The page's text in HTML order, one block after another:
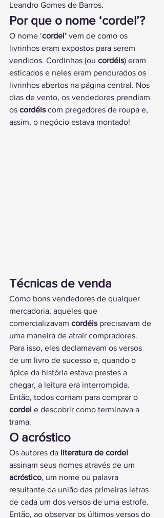
Leandro Gomes de Barros.
Por que o nome ‘cordel’?
O nome ‘cordel’ vem de como os
livrinhos eram expostos para serem
vendidos. Cordinhas (ou cordéis) eram
esticados e neles eram pendurados os
livrinhos abertos na página central. Nos
dias de vento, os vendedores prendiam
os cordéis com pregadores de roupa e,
assim, o negócio estava montado!
Técnicas de venda
Como bons vendedores de qualquer
mercadoria, aqueles que
comercializavam cordéis precisavam de
uma maneira de atrair compradores.
Para isso, eles declamavam os versos
de um livro de sucesso e, quando o
ápice da história estava prestes a
chegar, a leitura era interrompida.
Então, todos corriam para comprar o
cordel e descobrir como terminava a
trama.
O acróstico
Os autores da literatura de cordel
assinam seus nomes através de um
acróstico, um nome ou palavra
resultante da união das primeiras letras
de cada um dos versos de uma estrofe.
Então, ao observar os últimos versos do